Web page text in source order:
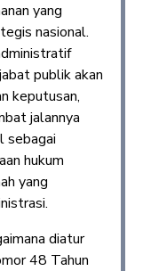
yang
nasional.
publik akan
keputusan,
jalannya
sebagai
hukum
yang
diatur
48 Tahun